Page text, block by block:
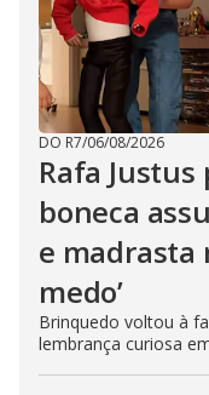
DO R7/06/08/2026
Rafa
boneca
e madrasta
medo’
Brinquedo voltou à
lembrança curiosa